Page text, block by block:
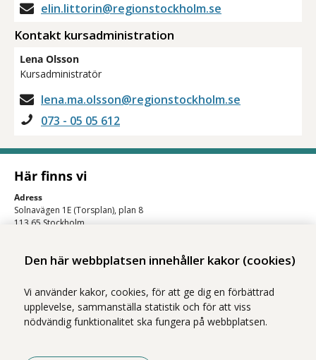
Den här webbplatsen innehåller kakor (cookies)
Vi använder kakor, cookies, för att ge dig en förbättrad
upplevelse, sammanställa statistik och för att viss
nödvändig funktionalitet ska fungera på webbplatsen.
elin.littorin@regionstockholm.se
Kontakt kursadministration
Lena Olsson
Kursadministratör
lena.ma.olsson@regionstockholm.se
073 - 05 05 612
Här finns vi
Adress
Solnavägen 1E (Torsplan), plan 8
113 65 Stockholm